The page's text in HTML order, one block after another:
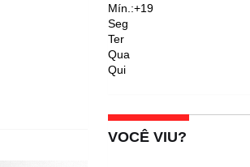
Mín.:+19
Seg
Ter
Qua
Qui
VOCÊ VIU?